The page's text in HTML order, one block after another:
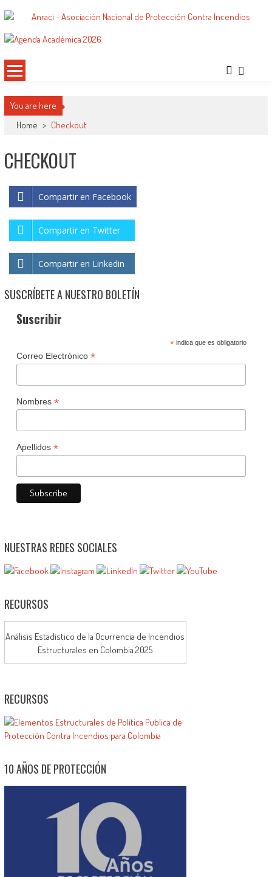
al
contenidoANRACI – Asociación Nacional de
Condiciones de Protección Contra Incendios para Nuestra Sociedad
You are here
Home > Checkout
CHECKOUT
Compartir en Facebook
Compartir en Twitter
Compartir en Linkedin
SUSCRÍBETE A NUESTRO BOLETÍN
Suscribir
*indica que es obligatorio
Correo Electrónico *
Nombres *
Apellidos *
NUESTRAS REDES SOCIALES
RECURSOS
Análisis Estadístico de la Ocurrencia de Incendios
Estructurales en Colombia 2025
RECURSOS
10 AÑOS DE PROTECCIÓN